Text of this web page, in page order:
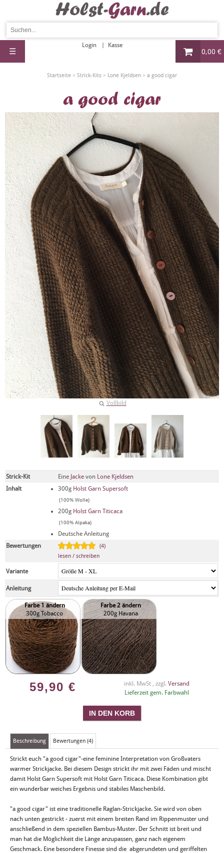
0,00 €
Login Kasse
☰
Startseite » Strick-Kits » Lone Kjeldsen » a good cigar
a good cigar
Vollbild
Strick-Kit Eine Jacke von Lone Kjeldsen
Inhalt
300g Holst Garn Supersoft
(100% Wolle)
200g Holst Garn Titicaca
(100% Alpaka)
Deutsche Anleitung
Bewertungen
(4)
lesen / schreiben
Variante
Anleitung
Farbe 1 ändern
300g Tobacco
Farbe 2 ändern
200g Havana
59,90 € inkl. MwSt , zzgl. Versand
Lieferzeit gem. Farbwahl
Beschreibung Bewertungen (4)
Strickt euch "a good cigar"-eine feminine Interpretation von Großvaters
warmer Strickjacke. Bei diesem Design strickt ihr mit zwei Fäden und mischt
damit Holst Garn Supersoft mit Holst Garn Titicaca. Diese Kombination gibt
ein wunderbar weiches Ergebnis und stabiles Maschenbild.
"a good cigar" ist eine traditionelle Raglan-Strickjacke. Sie wird von oben
nach unten gestrickt - zuerst mit einem breiten Rand im Rippenmuster und
anschließend in dem speziellen Bambus-Muster. Der Schnitt ist breit und
man hat die Möglichkeit die Länge anzupassen, ganz nach eigenem
Geschmack. Eine besondere Finesse sind die abgerundeten und geriffelten